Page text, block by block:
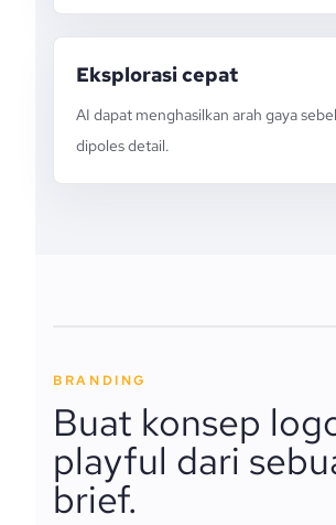
Eksplorasi cepat
AI dapat menghasilkan arah gaya
dipoles detail.
BRANDING
Buat konsep
playful dari
brief.